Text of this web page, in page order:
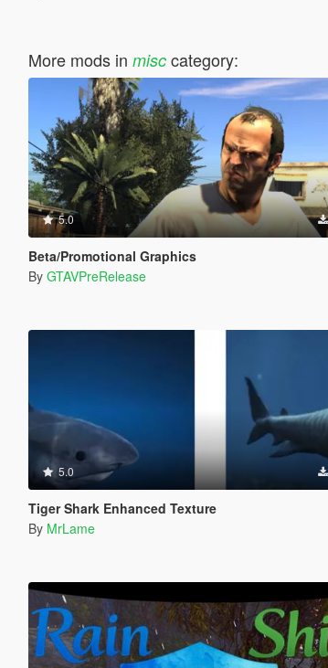
More mods in misccategory:
5.0
Beta/Promotional Graphics
By GTAVPreRelease
5.0
Tiger Shark Enhanced Texture
By MrLame